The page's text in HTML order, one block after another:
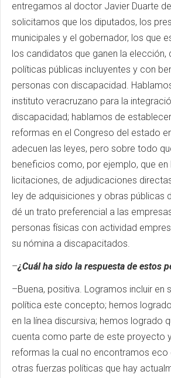
entregamos al doctor Javier Duarte
solicitamos que los diputados, los
municipales y el gobernador, los que
los candidatos que ganen la elección,
políticas públicas incluyentes y con
personas con discapacidad.
instituto veracruzano para la
discapacidad; hablamos de
reformas en el Congreso del estado
adecuen las leyes, pero sobre todo
beneficios como, por ejemplo, que
licitaciones, de adjudicaciones
ley de adquisiciones y obras públicas
dé un trato preferencial a las
personas físicas con actividad
su nómina a discapacitados.
–¿Cuál ha sido la respuesta de estos
–Buena, positiva. Logramos incluir en
política este concepto; hemos
en la línea discursiva; hemos logrado
cuenta como parte de este proyecto
reformas la cual no encontramos eco
otras fuerzas políticas que hay